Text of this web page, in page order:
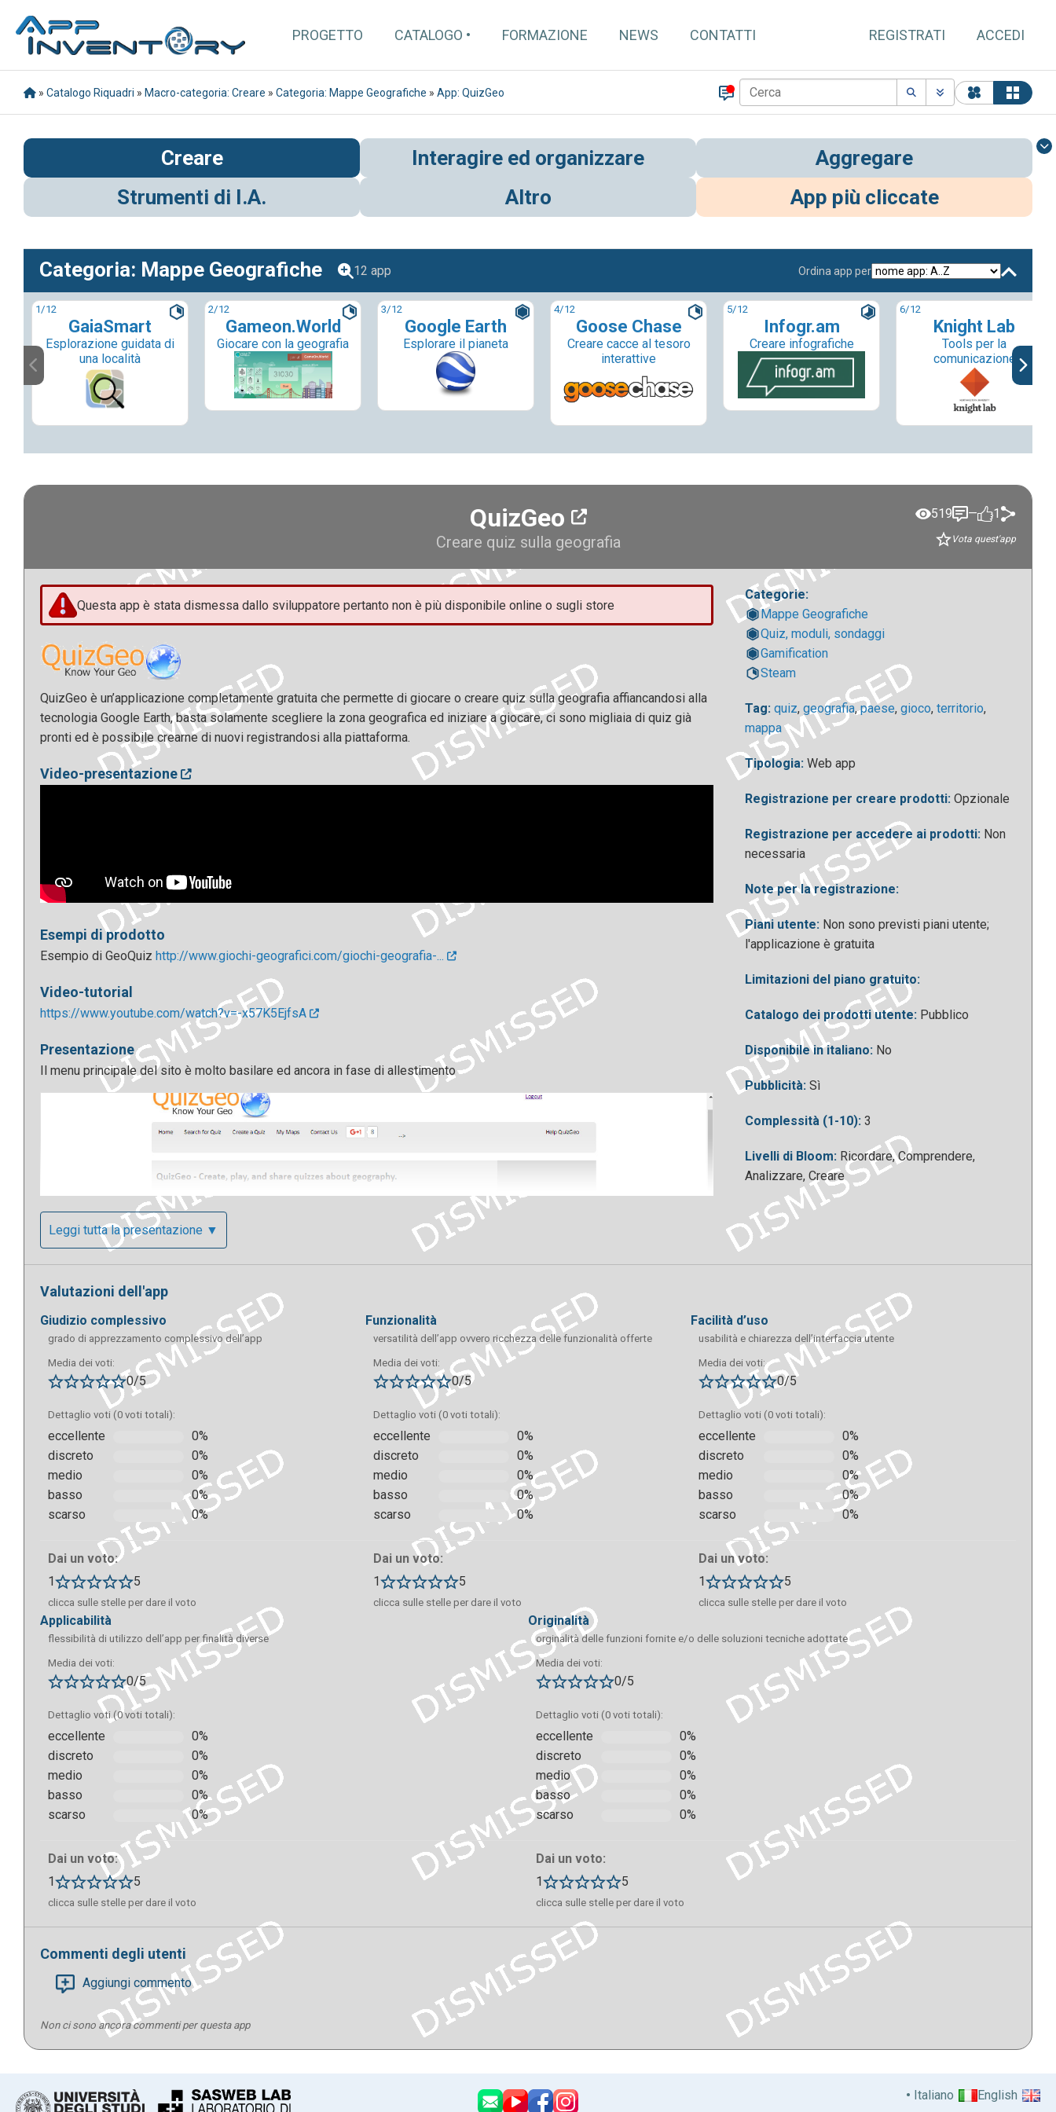
PROGETTO CATALOGO FORMAZIONE NEWS CONTATTI REGISTRATI ACCEDI
» Catalogo Riquadri » Macro-categoria: Creare » Categoria: Mappe Geografiche » App: QuizGeo
Creare Interagire ed organizzare
Aggregare
Strumenti di I.A.
Altro App più cliccate
Categoria: Mappe Geografiche 12 app Ordina app per
1/12
GaiaSmart
Esplorazione guidata di
una località
2/12
Gameon.World
Giocare con la geografia
3/12
Google Earth
Esplorare il pianeta
4/12
Goose Chase
Creare cacce al tesoro
interattive
5/12
Infogr.am
Creare infografiche
6/12
Knight Lab
Tools per la
comunicazione
QuizGeo
Creare quiz sulla geografia
519 — 1
Vota quest'app
Questa app è stata dismessa dallo sviluppatore pertanto non è più disponibile online o sugli store
QuizGeo è un’applicazione completamente gratuita che permette di giocare o creare quiz sulla geografia affiancandosi alla
tecnologia Google Earth, basta solamente scegliere la zona geografica ed iniziare a giocare, ci sono migliaia di quiz già
pronti ed è possibile crearne di nuovi registrandosi alla piattaforma.
Video-presentazione
Esempi di prodotto
Esempio di GeoQuiz http://www.giochi-geografici.com/giochi-geografia-...
Video-tutorial
https://www.youtube.com/watch?v=-x57K5EjfsA
Presentazione
Il menu principale del sito è molto basilare ed ancora in fase di allestimento
Si può cercare un quiz in base al nome
Esempio di quiz sulla posizione degli stati appartenenti all’America:
Leggi tutta la presentazione ▼
Categorie:
Mappe Geografiche
Quiz, moduli, sondaggi
Gamification
Steam
Tag: quiz,geografia,paese,gioco,territorio,
mappa
Tipologia: Web app
Registrazione per creare prodotti: Opzionale
Registrazione per accedere ai prodotti: Non
necessaria
Note per la registrazione:
Piani utente: Non sono previsti piani utente;
l'applicazione è gratuita
Limitazioni del piano gratuito:
Catalogo dei prodotti utente: Pubblico
Disponibile in italiano: No
Pubblicità: Sì
Complessità (1-10): 3
Livelli di Bloom: Ricordare, Comprendere,
Analizzare, Creare
Valutazioni dell'app
giudizio complessivo
grado di apprezzamento complessivo dell’app
Media dei voti:
0/5
Dettaglio voti (0 voti totali):
eccellente
0%
discreto
0%
medio
0%
basso
0%
scarso
0%
Dai un voto:
1
5
clicca sulle stelle per dare il voto
funzionalità
versatilità dell’app ovvero ricchezza delle funzionalità offerte
Media dei voti:
0/5
Dettaglio voti (0 voti totali):
eccellente
0%
discreto
0%
medio
0%
basso
0%
scarso
0%
Dai un voto:
1
5
clicca sulle stelle per dare il voto
facilità d’uso
usabilità e chiarezza dell’interfaccia utente
Media dei voti:
0/5
Dettaglio voti (0 voti totali):
eccellente
0%
discreto
0%
medio
0%
basso
0%
scarso
0%
Dai un voto:
1
5
clicca sulle stelle per dare il voto
applicabilità
flessibilità di utilizzo dell’app per finalità diverse
Media dei voti:
0/5
Dettaglio voti (0 voti totali):
eccellente
0%
discreto
0%
medio
0%
basso
0%
scarso
0%
Dai un voto:
1
5
clicca sulle stelle per dare il voto
originalità
orginalità delle funzioni fornite e/o delle soluzioni tecniche adottate
Media dei voti:
0/5
Dettaglio voti (0 voti totali):
eccellente
0%
discreto
0%
medio
0%
basso
0%
scarso
0%
Dai un voto:
1
5
clicca sulle stelle per dare il voto
Commenti degli utenti
Aggiungi commento
Non ci sono ancora commenti per questa app
Italiano English